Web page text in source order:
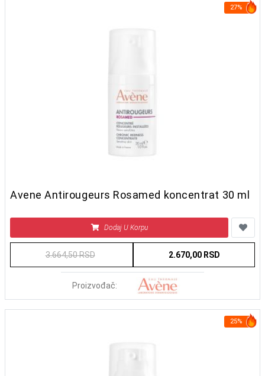
27%
Avene Antirougeurs Rosamed koncentrat 30 ml
Dodaj U Korpu
3.664,50 RSD 2.670,00 RSD
Proizvođač:
25%